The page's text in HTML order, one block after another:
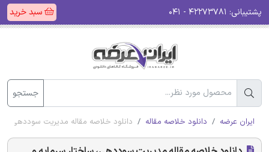
پشتیبانی: سبد خرید
جستجو
ایران عرضه دانلود خلاصه مقاله دانلود خلاصه مقاله مدیریت